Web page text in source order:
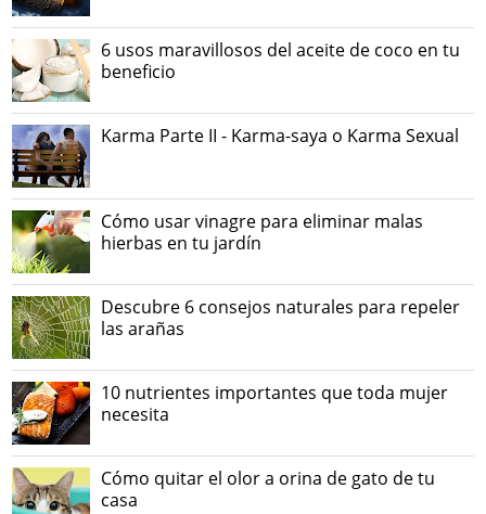
6 usos maravillosos del aceite de coco en tu
beneficio
Karma Parte II - Karma-saya o Karma Sexual
Cómo usar vinagre para eliminar malas
hierbas en tu jardín
Descubre 6 consejos naturales para repeler
las arañas
10 nutrientes importantes que toda mujer
necesita
Cómo quitar el olor a orina de gato de tu
casa